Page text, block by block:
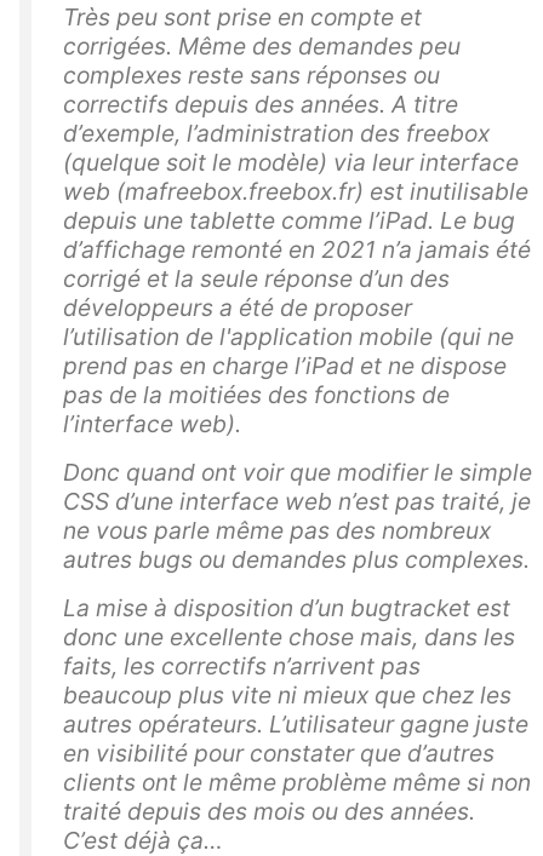
Très peu sont prise en compte et
corrigées. Même des demandes peu
complexes reste sans réponses ou
correctifs depuis des années. A titre
d’exemple, l’administration des freebox
(quelque soit le modèle) via leur interface
web (mafreebox.freebox.fr) est inutilisable
depuis une tablette comme l’iPad. Le bug
d’affichage remonté en 2021 n’a jamais été
corrigé et la seule réponse d’un des
développeurs a été de proposer
l’utilisation de l'application mobile (qui ne
prend pas en charge l’iPad et ne dispose
pas de la moitiées des fonctions de
l’interface web).
Donc quand ont voir que modifier le simple
CSS d’une interface web n’est pas traité, je
ne vous parle même pas des nombreux
autres bugs ou demandes plus complexes.
La mise à disposition d’un bugtracket est
donc une excellente chose mais, dans les
faits, les correctifs n’arrivent pas
beaucoup plus vite ni mieux que chez les
autres opérateurs. L’utilisateur gagne juste
en visibilité pour constater que d’autres
clients ont le même problème même si non
traité depuis des mois ou des années.
C’est déjà ça…